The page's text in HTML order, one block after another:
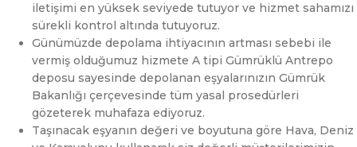
iletişimi en yüksek seviyede tutuyor ve hizmet sahamızı
sürekli kontrol altında tutuyoruz.
Günümüzde depolama ihtiyacının artması sebebi ile
vermiş olduğumuz hizmete A tipi Gümrüklü Antrepo
deposu sayesinde depolanan eşyalarınızın Gümrük
Bakanlığı çerçevesinde tüm yasal prosedürleri
gözeterek muhafaza ediyoruz.
Taşınacak eşyanın değeri ve boyutuna göre Hava, Deniz